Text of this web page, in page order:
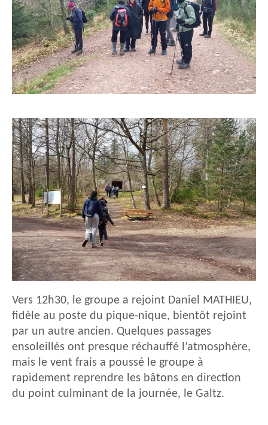
Vers 12h30, le groupe a rejoint Daniel MATHIEU,
fidèle au poste du pique-nique, bientôt rejoint
par un autre ancien. Quelques passages
ensoleillés ont presque réchauffé l’atmosphère,
mais le vent frais a poussé le groupe à
rapidement reprendre les bâtons en direction
du point culminant de la journée, le Galtz.